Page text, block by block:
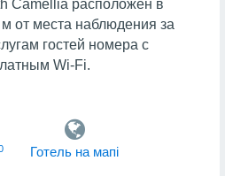
Camellia расположен в
от места наблюдения за
гостей номера с
Wi-Fi.
Готель на мапi